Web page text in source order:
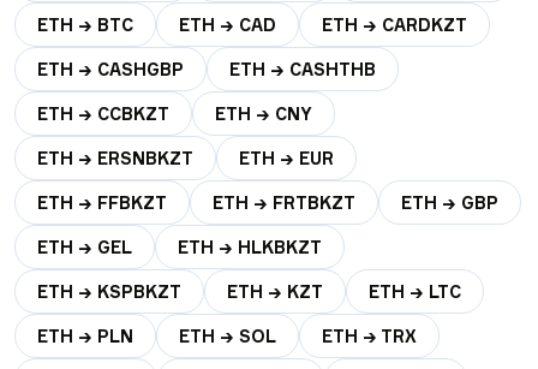
ETH → BTC ETH → CAD ETH → CARDKZT
ETH → CASHGBP ETH → CASHTHB
ETH → CCBKZT ETH → CNY
ETH → ERSNBKZT ETH → EUR
ETH → FFBKZT ETH → FRTBKZT ETH → GBP
ETH → GEL ETH → HLKBKZT
ETH → KSPBKZT ETH → KZT ETH → LTC
ETH → PLN ETH → SOL ETH → TRX